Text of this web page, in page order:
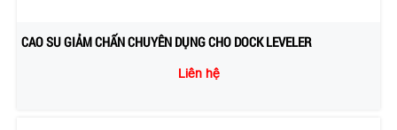
CAO SU GIẢM CHẤN CHUYÊN DỤNG CHO DOCK LEVELER
Liên hệ